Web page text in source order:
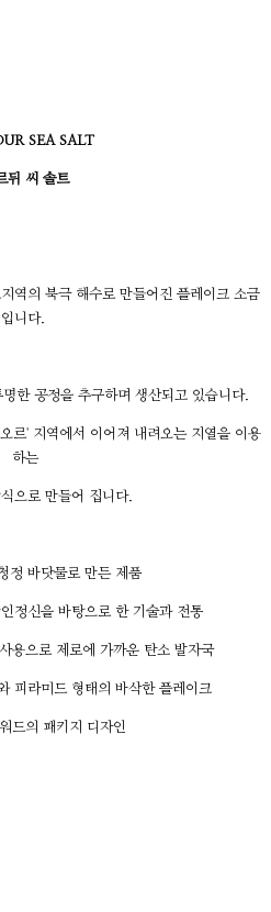
SEA SALT
뒤 씨 솔트
역의 북극 해수로 만들어진 플레이크 소금
입니다.
한 공정을 추구하며 생산되고 있습니다.
르' 지역에서 이어져 내려오는 지열을 이용
하는
으로 만들어 집니다.
정 바닷물로 만든 제품
정신을 바탕으로 한 기술과 전통
용으로 제로에 가까운 탄소 발자국
피라미드 형태의 바삭한 플레이크
드의 패키지 디자인